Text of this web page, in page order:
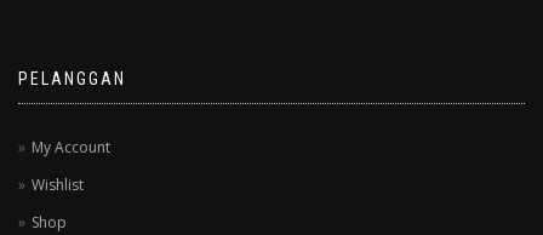
PELANGGAN
My Account
Wishlist
Shop